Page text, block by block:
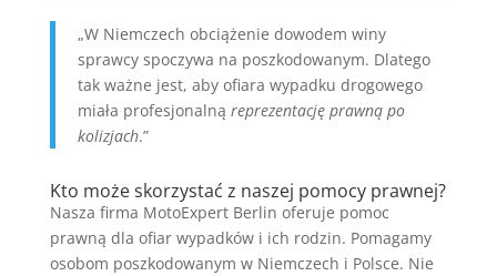
„W Niemczech obciążenie dowodem winy
sprawcy spoczywa na poszkodowanym. Dlatego
tak ważne jest, aby ofiara wypadku drogowego
miała profesjonalną reprezentację prawną po
kolizjach.”
Kto może skorzystać z naszej pomocy prawnej?
Nasza firma MotoExpert Berlin oferuje pomoc
prawną dla ofiar wypadków i ich rodzin. Pomagamy
osobom poszkodowanym w Niemczech i Polsce. Nie